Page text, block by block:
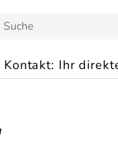
Kontakt: Ihr